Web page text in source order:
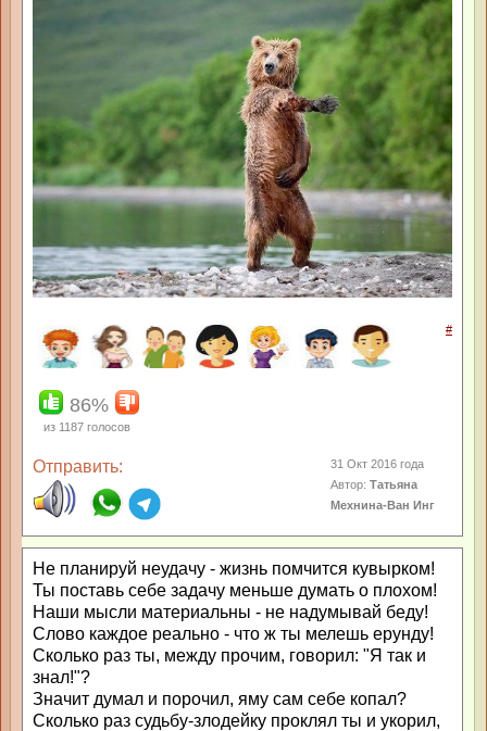
#
86%
из 1187 голосов
Отправить:
31 Окт 2016 года
Автор:Татьяна
Мехнина-Ван Инг
Не планируй неудачу - жизнь помчится кувырком!
Ты поставь себе задачу меньше думать о плохом!
Наши мысли материальны - не надумывай беду!
Слово каждое реально - что ж ты мелешь ерунду!
Сколько раз ты, между прочим, говорил: "Я так и
знал!"?
Значит думал и порочил, яму сам себе копал?
Сколько раз судьбу-злодейку проклял ты и укорил,